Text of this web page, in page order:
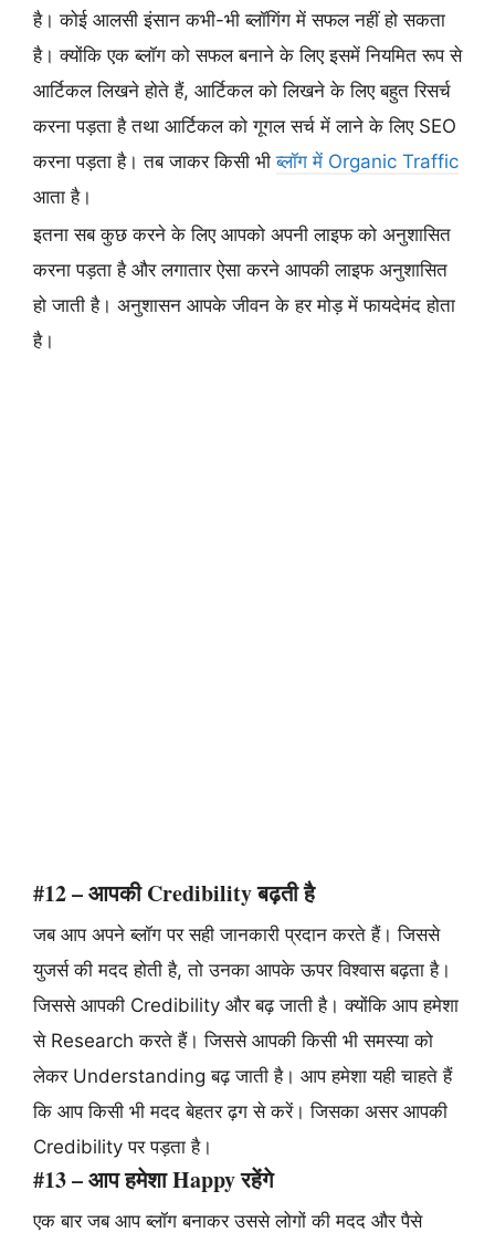
है। कोई आलसी इंसान कभी-भी ब्लॉगिंग में सफल नहीं हो सकता
है। क्योंकि एक ब्लॉग को सफल बनाने के लिए इसमें नियमित रूप से
आर्टिकल लिखने होते हैं, आर्टिकल को लिखने के लिए बहुत रिसर्च
करना पड़ता है तथा आर्टिकल को गूगल सर्च में लाने के लिए SEO
करना पड़ता है। तब जाकर किसी भीब्लॉग में Organic Traffic
आता है।
इतना सब कुछ करने के लिए आपको अपनी लाइफ को अनुशासित
करना पड़ता है और लगातार ऐसा करने आपकी लाइफ अनुशासित
हो जाती है। अनुशासन आपके जीवन के हर मोड़ में फायदेमंद होता
है।
#12 – आपकी Credibility बढ़ती है
जब आप अपने ब्लॉग पर सही जानकारी प्रदान करते हैं। जिससे
युजर्स की मदद होती है, तो उनका आपके ऊपर विश्वास बढ़ता है।
जिससे आपकी Credibility और बढ़ जाती है। क्योंकि आप हमेशा
से Research करते हैं। जिससे आपकी किसी भी समस्या को
लेकर Understanding बढ़ जाती है। आप हमेशा यही चाहते हैं
कि आप किसी भी मदद बेहतर ढ़ग से करें। जिसका असर आपकी
Credibility पर पड़ता है।
#13 – आप हमेशा Happy रहेंगे
एक बार जब आप ब्लॉग बनाकर उससे लोगों की मदद और पैसे